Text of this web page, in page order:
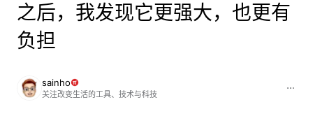
之后，我发现它更强大，也更有
负担
sainho
关注改变生活的工具、技术与科技